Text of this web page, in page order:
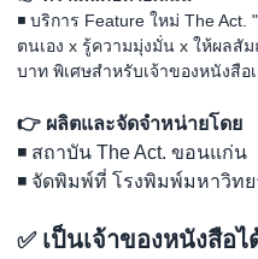
◾ บริการ Feature ใหม่ The
ตนเอง x รู้ความมุ่งมั่น x ให้ผลสั
บาท พิเศษสำหรับเจ้าของหนังสือ
👉 ผลิตและจัดจำหน่ายโดย
◾ สถาบัน The Act. ขอนแก่น
◾ จัดพิมพ์ที่ โรงพิมพ์มหาวิท
✅ เป็นเจ้าของหนังสือ